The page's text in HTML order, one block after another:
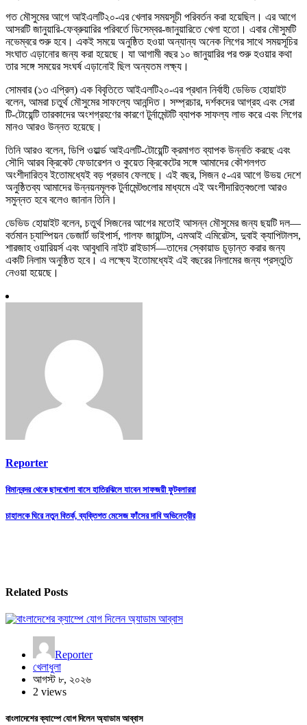
গত মৌসুমের আগে আইএলটি২০-এর খেলার সময়সূচী পরিবর্তন করা হয়েছিল। এর আগে
আসরটি জানুয়ারি-ফেব্রুয়ারির পরিবর্তে ডিসেম্বর-জানুয়ারিতে খেলা হতো। এবার মৌসুমটি
নভেম্বরে শুরু হবে। একই সময়ে অনুষ্ঠিত হওয়া অন্যান্য অনেক লিগের সাথে সময়সূচির
সংঘাত এড়ানোর জন্য করা হয়েছে। যা আগামী বছর ১০ জানুয়ারির পর শুরু হওয়ার কথা
তার সঙ্গে সময়ের সংঘর্ষ এড়ানোই ছিল অন্যতম লক্ষ্য।
সোমবার (১৩ এপ্রিল) এক বিবৃতিতে আইএলটি২০-এর প্রধান নির্বাহী ডেভিড হোয়াইট
বলেন, আমরা চতুর্থ মৌসুমের সাফল্যে আনন্দিত। সম্প্রচার, দর্শকদের আগ্রহ এবং সেরা
টি-টোয়েন্টি তারকাদের অংশগ্রহণের কারণে টুর্নামেন্টটি ব্যাপক সাফল্য লাভ করে এবং লিগের
মানও আরও উন্নত হয়েছে।
তিনি আরও বলেন, ডিপি ওয়ার্ল্ড আইএলটি-টোয়েন্টি ক্রমাগত ব্যাপক উন্নতি করছে এবং
সৌদি আরব ক্রিকেট ফেডারেশন ও কুয়েত ক্রিকেটের সঙ্গে আমাদের কৌশলগত
অংশীদারিত্ব ইতোমধ্যেই বড় প্রভাব ফেলছে। এই বছর, সিজন ৫-এর আগে উভয় দেশে
অনুষ্ঠিতব্য আমাদের উন্নয়নমূলক টুর্নামেন্টগুলোর মাধ্যমে এই অংশীদারিত্বগুলো আরও
সমুন্নত হবে বলেও জানান তিনি।
ডেভিড হোয়াইট বলেন, চতুর্থ সিজনের আগের মতোই আসন্ন মৌসুমের জন্য ছয়টি দল—
বর্তমান চ্যাম্পিয়ন ডেজার্ট ভাইপার্স, গালফ জায়ান্টস, এমআই এমিরেটস, দুবাই ক্যাপিটালস,
শারজাহ ওয়ারিয়র্স এবং আবুধাবি নাইট রাইডার্স—তাদের স্কোয়াড চূড়ান্ত করার জন্য
একটি নিলাম অনুষ্ঠিত হবে। এ লক্ষ্যে ইতোমধ্যেই এই বছরের নিলামের জন্য প্রস্তুতি
নেওয়া হয়েছে।
Reporter
Post
navigation
বিমানবন্দর থেকে ছাদখোলা বাসে হাতিরঝিলে যাবেন সাফজয়ী ফুটবলাররা
চাহালকে ঘিরে নতুন বিতর্ক, ব্যক্তিগত মেসেজ ফাঁসের দাবি অভিনেত্রীর
Related Posts
Reporter
খেলাধুলা
আগস্ট ৮, ২০২৬
2 views
বাংলাদেশের ক্যাম্পে যোগ দিলেন অ্যাডাম আব্বাস